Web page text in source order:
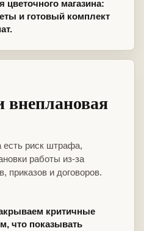
магазина:
и готовый комплект
есть риск штрафа,
работы из-за
приказов и договоров.
критичные
что показывать